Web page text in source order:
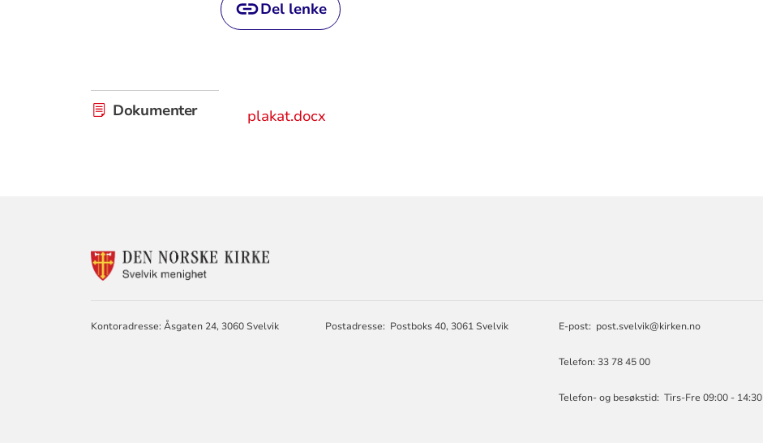
Del lenke
Dokumenter plakat.docx
KONTAKTINFORMASJON
Kontoradresse: Åsgaten 24, 3060 Svelvik Postadresse: Postboks 40, 3061 Svelvik E-post: post.svelvik@kirken.no
Telefon: 33 78 45 00
Telefon- og besøkstid: Tirs-Fre 09:00 - 14:30